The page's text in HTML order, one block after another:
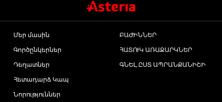
ԲԱԺԻՆՆԵՐ
ՀԱՏՈՒԿ ԱՌԱՋԱՐԿՆԵՐ
ԳՆԵԼ ԸՍՏ ԱՊՐԱՆՔԱՆԻՇԻ
Մեր մասին
Գործընկերներ
Դեղատներ
Հետադարձ Կապ
Նորություններ